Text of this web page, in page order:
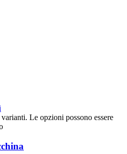
Le opzioni possono essere